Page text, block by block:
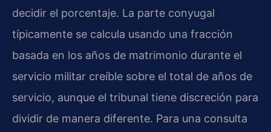
decidir el porcentaje. La parte conyugal
típicamente se calcula usando una fracción
basada en los años de matrimonio durante el
servicio militar creíble sobre el total de años de
servicio, aunque el tribunal tiene discreción para
dividir de manera diferente. Para una consulta